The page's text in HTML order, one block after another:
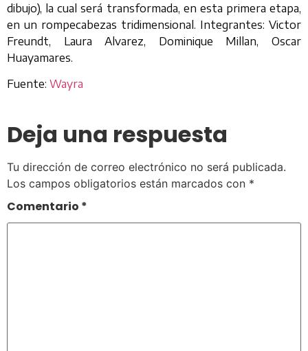
dibujo), la cual será transformada, en esta primera etapa,
en un rompecabezas tridimensional. Integrantes: Victor
Freundt, Laura Alvarez, Dominique Millan, Oscar
Huayamares.
Fuente: Wayra
Deja una respuesta
Tu dirección de correo electrónico no será publicada.
Los campos obligatorios están marcados con *
Comentario *